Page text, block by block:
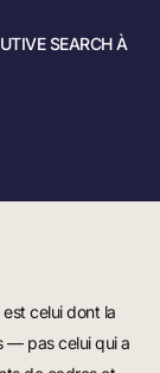
SEARCH À
celui dont la
— pas celui qui a